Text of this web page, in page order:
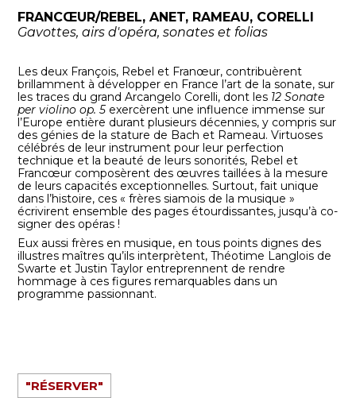
FRANCŒUR/REBEL, ANET, RAMEAU, CORELLI
Gavottes, airs d'opéra, sonates et folias
Les deux François, Rebel et Franœur, contribuèrent
brillamment à développer en France l’art de la sonate, sur
les traces du grand Arcangelo Corelli, dont les 12 Sonate
per violino op. 5 exercèrent une influence immense sur
l’Europe entière durant plusieurs décennies, y compris sur
des génies de la stature de Bach et Rameau. Virtuoses
célébrés de leur instrument pour leur perfection
technique et la beauté de leurs sonorités, Rebel et
Francœur composèrent des œuvres taillées à la mesure
de leurs capacités exceptionnelles. Surtout, fait unique
dans l’histoire, ces « frères siamois de la musique »
écrivirent ensemble des pages étourdissantes, jusqu’à co-
signer des opéras !
Eux aussi frères en musique, en tous points dignes des
illustres maîtres qu’ils interprètent, Théotime Langlois de
Swarte et Justin Taylor entreprennent de rendre
hommage à ces figures remarquables dans un
programme passionnant.
"RÉSERVER"